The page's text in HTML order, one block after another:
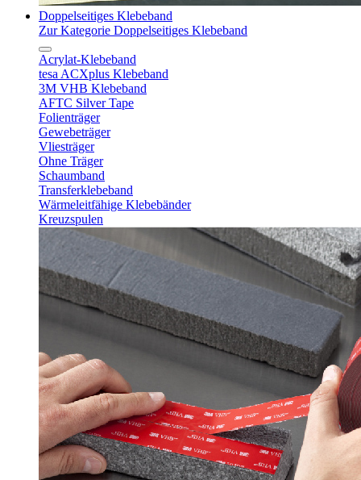
Doppelseitiges Klebeband
Zur Kategorie Doppelseitiges Klebeband
Acrylat-Klebeband
tesa ACXplus Klebeband
3M VHB Klebeband
AFTC Silver Tape
Folienträger
Gewebeträger
Vliesträger
Ohne Träger
Schaumband
Transferklebeband
Wärmeleitfähige Klebebänder
Kreuzspulen